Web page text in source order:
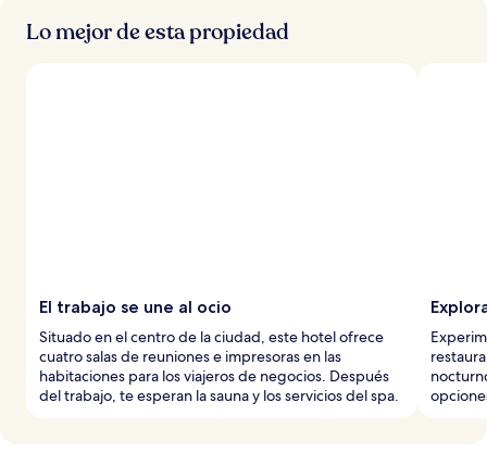
Lo mejor de esta propiedad
El trabajo se une al ocio
Situado en el centro de la ciudad, este hotel ofrece
cuatro salas de reuniones e impresoras en las
habitaciones para los viajeros de negocios. Después
del trabajo, te esperan la sauna y los servicios del spa.